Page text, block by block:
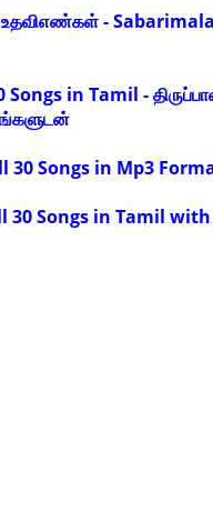
உதவிஎண்கள் -
in Tamil -
30 Songs in Mp3
30 Songs in Tamil